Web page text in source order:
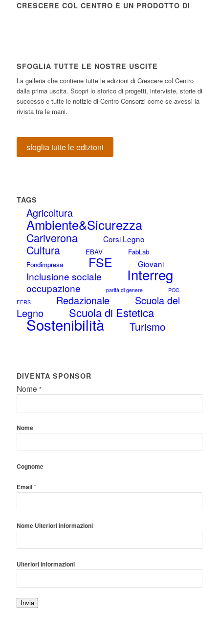
CRESCERE COL CENTRO È UN PRODOTTO DI
SFOGLIA TUTTE LE NOSTRE USCITE
La galleria che contiene tutte le edizioni di Crescere col Centro
dalla prima uscita. Scopri lo storico di progetti, interviste, storie di
successo e tutte le notizie di Centro Consorzi come se avessi la
rivista tra le mani.
sfoglia tutte le edizioni
TAGS
Agricoltura
Ambiente&Sicurezza
Cariverona Corsi Legno
Cultura EBAV
FabLab
Fondimpresa
FSE Giovani
Inclusione sociale Interreg
occupazione parità di genere
POC
FERS
Redazionale
Scuola del
Legno
Scuola di Estetica
Sostenibilità Turismo
DIVENTA SPONSOR
Nome *
Nome
Cognome
Email*
Nome Ulteriori informazioni
Ulteriori informazioni
Invia